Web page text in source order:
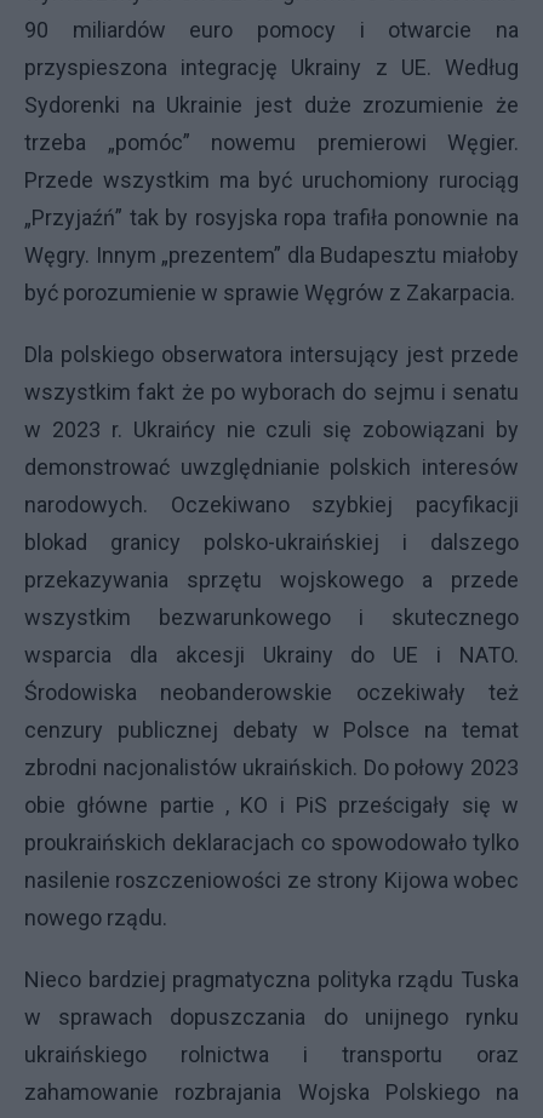
90 miliardów euro pomocy i otwarcie na
przyspieszona integrację Ukrainy z UE. Według
Sydorenki na Ukrainie jest duże zrozumienie że
trzeba „pomóc” nowemu premierowi Węgier.
Przede wszystkim ma być uruchomiony rurociąg
„Przyjaźń” tak by rosyjska ropa trafiła ponownie na
Węgry. Innym „prezentem” dla Budapesztu miałoby
być porozumienie w sprawie Węgrów z Zakarpacia.
Dla polskiego obserwatora intersujący jest przede
wszystkim fakt że po wyborach do sejmu i senatu
w 2023 r. Ukraińcy nie czuli się zobowiązani by
demonstrować uwzględnianie polskich interesów
narodowych. Oczekiwano szybkiej pacyfikacji
blokad granicy polsko-ukraińskiej i dalszego
przekazywania sprzętu wojskowego a przede
wszystkim bezwarunkowego i skutecznego
wsparcia dla akcesji Ukrainy do UE i NATO.
Środowiska neobanderowskie oczekiwały też
cenzury publicznej debaty w Polsce na temat
zbrodni nacjonalistów ukraińskich. Do połowy 2023
obie główne partie , KO i PiS prześcigały się w
proukraińskich deklaracjach co spowodowało tylko
nasilenie roszczeniowości ze strony Kijowa wobec
nowego rządu.
Nieco bardziej pragmatyczna polityka rządu Tuska
w sprawach dopuszczania do unijnego rynku
ukraińskiego rolnictwa i transportu oraz
zahamowanie rozbrajania Wojska Polskiego na